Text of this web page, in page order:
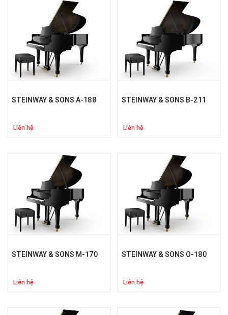
STEINWAY & SONS A-188
Liên hệ
STEINWAY & SONS B-211
Liên hệ
STEINWAY & SONS M-170
Liên hệ
STEINWAY & SONS O-180
Liên hệ